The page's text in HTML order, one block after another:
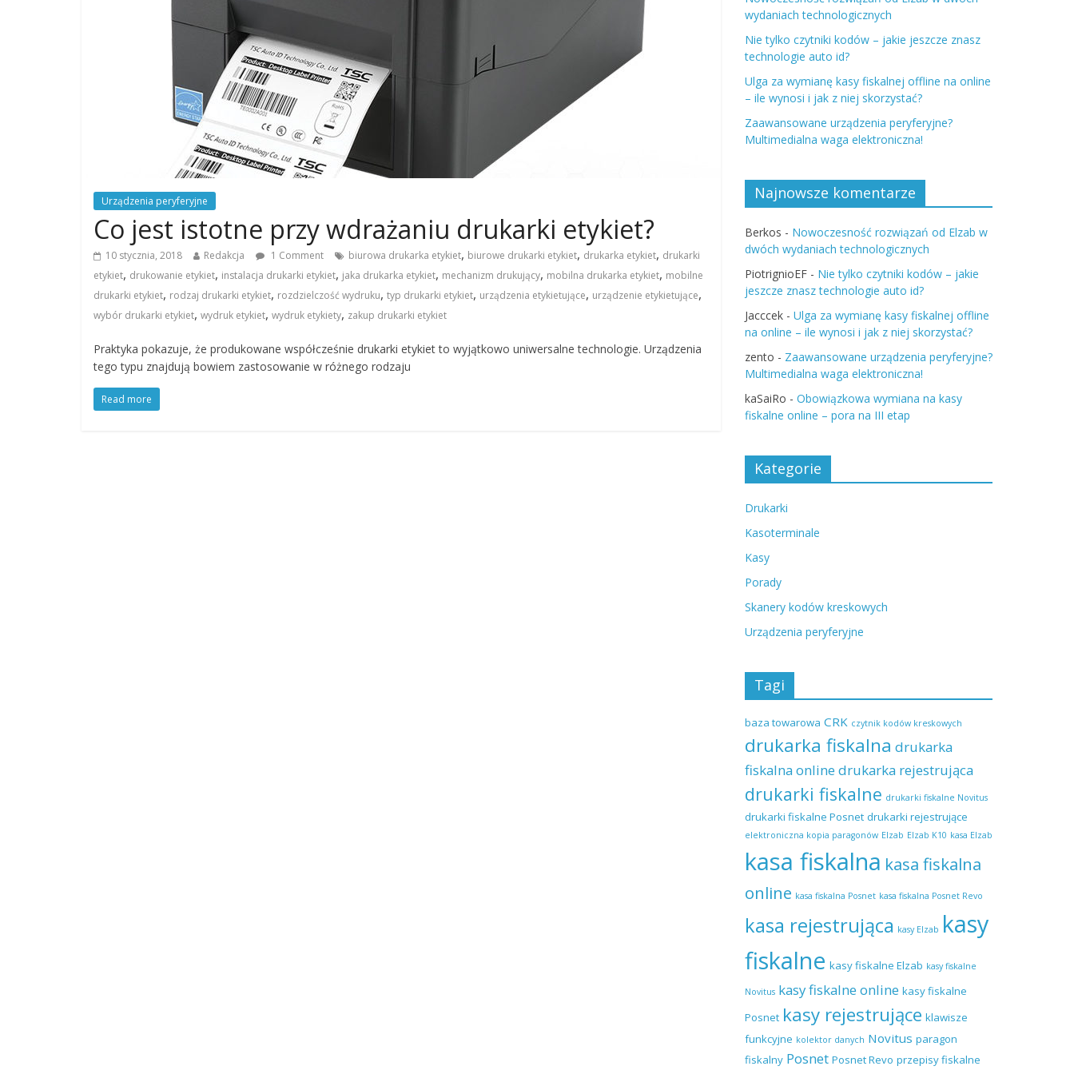
Urządzenia peryferyjne
Co jest istotne przy wdrażaniu drukarki etykiet?
10 stycznia, 2018 Redakcja 1 Comment biurowa drukarka etykiet, biurowe drukarki etykiet, drukarka etykiet, drukarki
etykiet, drukowanie etykiet, instalacja drukarki etykiet, jaka drukarka etykiet, mechanizm drukujący, mobilna drukarka etykiet, mobilne
drukarki etykiet, rodzaj drukarki etykiet, rozdzielczość wydruku, typ drukarki etykiet, urządzenia etykietujące, urządzenie etykietujące,
wybór drukarki etykiet, wydruk etykiet, wydruk etykiety, zakup drukarki etykiet
Praktyka pokazuje, że produkowane współcześnie drukarki etykiet to wyjątkowo uniwersalne technologie. Urządzenia
tego typu znajdują bowiem zastosowanie w różnego rodzaju
Read more
wydaniach technologicznych
Nie tylko czytniki kodów – jakie jeszcze znasz
technologie auto id?
Ulga za wymianę kasy fiskalnej offline na online
– ile wynosi i jak z niej skorzystać?
Zaawansowane urządzenia peryferyjne?
Multimedialna waga elektroniczna!
Najnowsze komentarze
Berkos - Nowoczesność rozwiązań od Elzab w
dwóch wydaniach technologicznych
PiotrignioEF - Nie tylko czytniki kodów – jakie
jeszcze znasz technologie auto id?
Jacccek - Ulga za wymianę kasy fiskalnej offline
na online – ile wynosi i jak z niej skorzystać?
zento - Zaawansowane urządzenia peryferyjne?
Multimedialna waga elektroniczna!
kaSaiRo - Obowiązkowa wymiana na kasy
fiskalne online – pora na III etap
Kategorie
Drukarki
Kasoterminale
Kasy
Porady
Skanery kodów kreskowych
Urządzenia peryferyjne
Tagi
baza towarowa CRK czytnik kodów kreskowych
drukarka fiskalna drukarka
fiskalna online drukarka rejestrująca
drukarki fiskalne drukarki fiskalne Novitus
drukarki fiskalne Posnet drukarki rejestrujące
elektroniczna kopia paragonów Elzab Elzab K10 kasa Elzab
kasa fiskalna kasa fiskalna
online kasa fiskalna Posnet kasa fiskalna Posnet Revo
kasa rejestrująca kasy Elzab kasy
fiskalne kasy fiskalne Elzab kasy fiskalne
Novitus kasy fiskalne online kasy fiskalne
Posnet kasy rejestrujące klawisze
funkcyjne kolektor danych Novitus paragon
fiskalny Posnet Posnet Revo przepisy fiskalne